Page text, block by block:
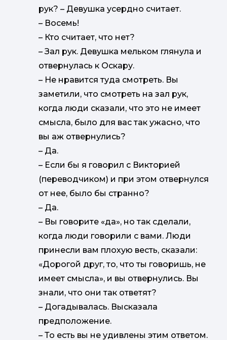
рук? – Девушка усердно считает.
– Восемь!
– Кто считает, что нет?
–Зал рук. Девушка мельком глянула и
отвернулась к Оскару.
– Не нравится туда смотреть. Вы
заметили, что смотреть на зал рук,
когда люди сказали, что это не имеет
смысла, было для вас так ужасно, что
вы аж отвернулись?
– Да.
– Если бы я говорил с Викторией
(переводчиком) и при этом отвернулся
от нее, было бы странно?
– Да.
– Вы говорите «да», но так сделали,
когда люди говорили с вами. Люди
принесли вам плохую весть, сказали:
«Дорогой друг, то, что ты говоришь, не
имеет смысла», и вы отвернулись. Вы
знали, что они так ответят?
– Догадывалась. Высказала
предположение.
– То есть вы не удивлены этим ответом.